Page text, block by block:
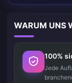
WARUM UNS
100%
Jede